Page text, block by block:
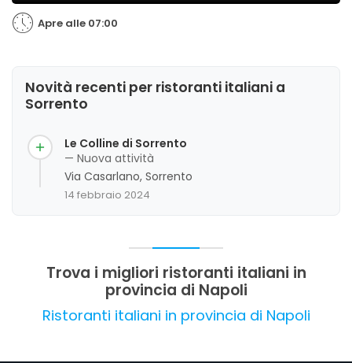
Apre alle 07:00
Novità recenti per ristoranti italiani a
Sorrento
Le Colline di Sorrento
— Nuova attività
Via Casarlano, Sorrento
14 febbraio 2024
Trova i migliori ristoranti italiani in
provincia di Napoli
Ristoranti italiani in provincia di Napoli